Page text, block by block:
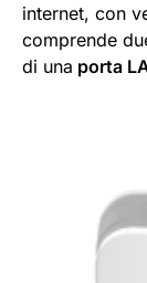
internet, con
comprende
di una porta